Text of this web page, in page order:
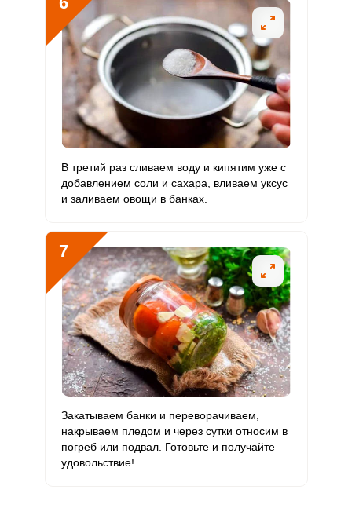
Ванадий 24 мкг 20 мкг 30
Молибден 53 мкг 70 мкг 11.4 18.9
В третий раз сливаем воду и кипятим уже с
добавлением соли и сахара, вливаем уксус
и заливаем овощи в банках.
7
Закатываем банки и переворачиваем,
накрываем пледом и через сутки относим в
погреб или подвал. Готовьте и получайте
удовольствие!